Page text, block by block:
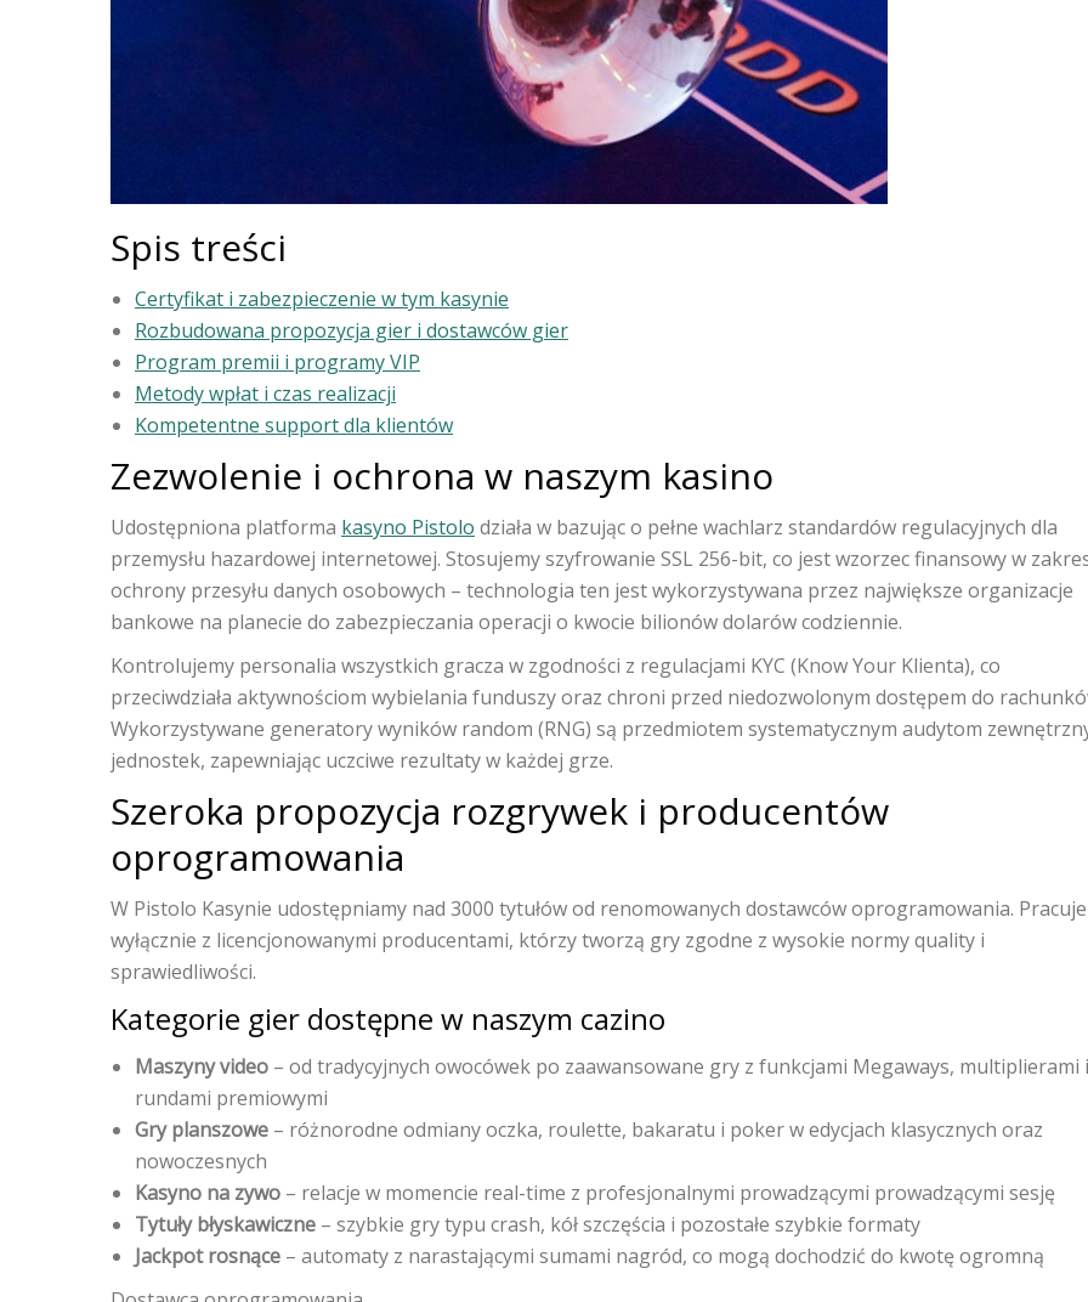
Spis treści
Certyfikat i zabezpieczenie w tym kasynie
Rozbudowana propozycja gier i dostawców gier
Program premii i programy VIP
Metody wpłat i czas realizacji
Kompetentne support dla klientów
Zezwolenie i ochrona w naszym kasino
Udostępniona platforma kasyno Pistolo działa w bazując o pełne wachlarz standardów regulacyjnych dla
przemysłu hazardowej internetowej. Stosujemy szyfrowanie SSL 256-bit, co jest wzorzec finansowy w
ochrony przesyłu danych osobowych – technologia ten jest wykorzystywana przez największe organizacje
bankowe na planecie do zabezpieczania operacji o kwocie bilionów dolarów codziennie.
Kontrolujemy personalia wszystkich gracza w zgodności z regulacjami KYC (Know Your Klienta), co
przeciwdziała aktywnościom wybielania funduszy oraz chroni przed niedozwolonym dostępem do
Wykorzystywane generatory wyników random (RNG) są przedmiotem systematycznym audytom
jednostek, zapewniając uczciwe rezultaty w każdej grze.
Szeroka propozycja rozgrywek i producentów
oprogramowania
W Pistolo Kasynie udostępniamy nad 3000 tytułów od renomowanych dostawców oprogramowania.
wyłącznie z licencjonowanymi producentami, którzy tworzą gry zgodne z wysokie normy quality i
sprawiedliwości.
Kategorie gier dostępne w naszym cazino
Maszyny video – od tradycyjnych owocówek po zaawansowane gry z funkcjami Megaways, multiplierami i
rundami premiowymi
Gry planszowe – różnorodne odmiany oczka, roulette, bakaratu i poker w edycjach klasycznych oraz
nowoczesnych
Kasyno na zywo – relacje w momencie real-time z profesjonalnymi prowadzącymi prowadzącymi sesję
Tytuły błyskawiczne – szybkie gry typu crash, kół szczęścia i pozostałe szybkie formaty
Jackpot rosnące – automaty z narastającymi sumami nagród, co mogą dochodzić do kwotę ogromną